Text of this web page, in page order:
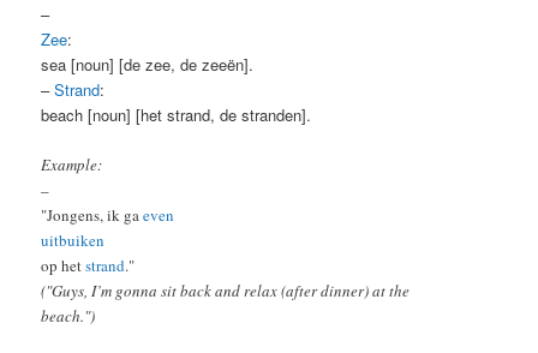
–
Zee:
sea [noun] [de zee, de zeeën].
–Strand:
beach [noun] [het strand, de stranden].
Example:
–
"Jongens, ik gaeven
uitbuiken
op hetstrand."
("Guys, I’m gonna sit back and relax (after dinner) at the
beach.")